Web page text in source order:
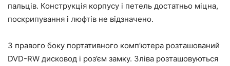
пальців. Конструкція корпусу і петель достатньо міцна,
поскрипування і люфтів не відзначено.
З правого боку портативного комп’ютера розташований
DVD-RW дисковод і роз’єм замку. Зліва розташовуються